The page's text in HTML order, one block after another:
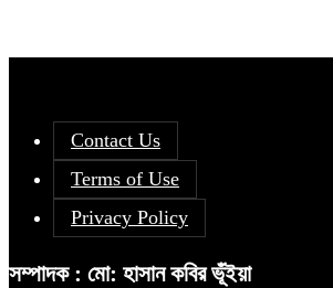
Contact Us
Terms of Use
Privacy Policy
সম্পাদক : মো: হাসান কবির ভূঁইয়া